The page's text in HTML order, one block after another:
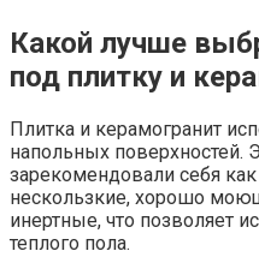
Какой лучше
под плитку и
Плитка и керамогранит
напольных поверхностей.
зарекомендовали себя
нескользкие, хорошо
инертные, что позволяет
теплого пола.